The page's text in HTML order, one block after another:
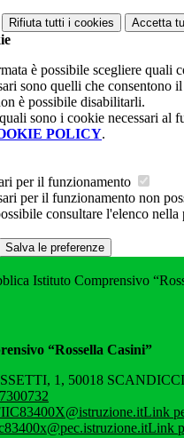
Rifiuta tutti i cookies Accetta
è possibile scegliere quali
sono quelli che consentono
è possibile disabilitarli.
sono i cookie necessari al
POLICY.
per il funzionamento
per il funzionamento non
consultare l'elenco nella
Salva le preferenze
Istituto Comprensivo
“Rossella Casini”
1, 50018
Link
Link